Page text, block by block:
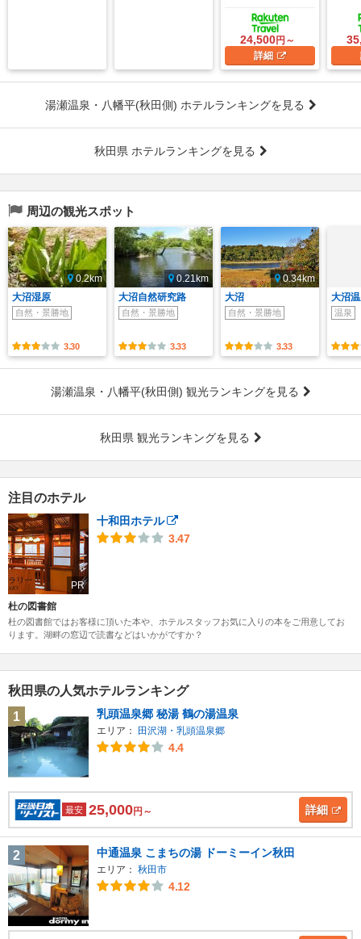
24,500円～
詳細
湯瀬温泉・八幡平(秋田側) ホテルランキングを見る
秋田県 ホテルランキングを見る
周辺の観光スポット
0.2km
大沼湿原
自然・景勝地
3.30
0.21km
大沼自然研究路
自然・景勝地
3.33
0.34km
大沼
自然・景勝地
3.33
大沼
温泉
湯瀬温泉・八幡平(秋田側) 観光ランキングを見る
秋田県 観光ランキングを見る
注目のホテル
PR
十和田ホテル
3.47
杜の図書館
杜の図書館ではお客様に頂いた本や、ホテルスタッフお気に入りの本をご用意してお
ります。湖畔の窓辺で読書などはいかがですか？
秋田県の人気ホテルランキング
1
乳頭温泉郷 秘湯 鶴の湯温泉
エリア： 田沢湖・乳頭温泉郷
4.4
最安 25,000円～ 詳細
2 中通温泉 こまちの湯 ドーミーイン秋田
エリア： 秋田市
4.12